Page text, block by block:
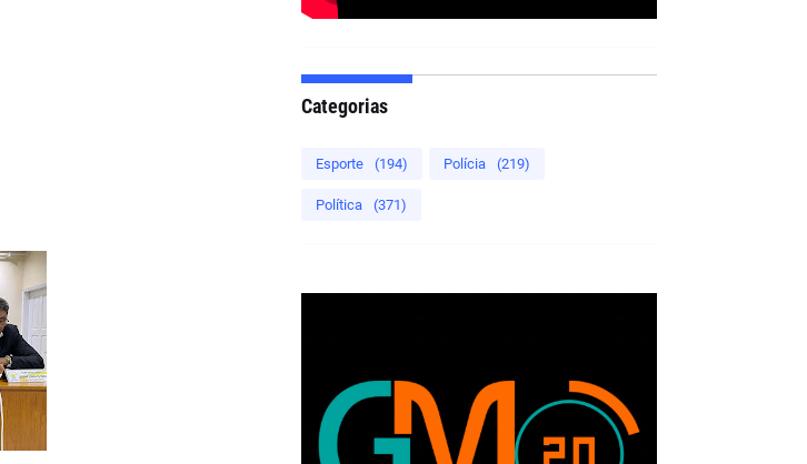
Categorias
Esporte (194) Polícia (219)
Política (371)